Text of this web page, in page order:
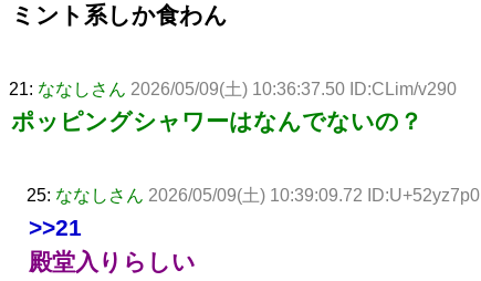
ミント系しか食わん
21: ななしさん 2026/05/09(土) 10:36:37.50 ID:CLim/v290
ポッピングシャワーはなんでないの？
25: ななしさん 2026/05/09(土) 10:39:09.72 ID:U+52yz7p0
>>21
殿堂入りらしい